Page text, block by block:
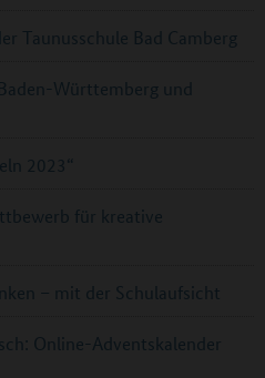
Taunusschule Bad Camberg
Württemberg und
2023“
für kreative
– mit der Schulaufsicht
Online-Adventskalender